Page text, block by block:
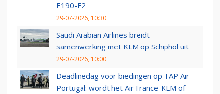
E190-E2
29-07-2026, 10:30
Saudi Arabian Airlines breidt
samenwerking met KLM op Schiphol uit
29-07-2026, 10:00
Deadlinedag voor biedingen op TAP Air
Portugal: wordt het Air France-KLM of